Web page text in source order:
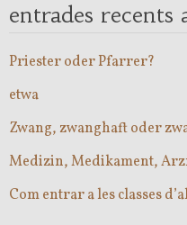
entrades recents
Priester oder Pfarrer?
etwa
Zwang, zwanghaft oder
Medizin, Medikament,
Com entrar a les classes